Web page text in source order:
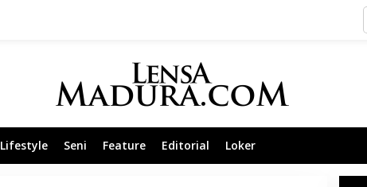
Lifestyle Seni Feature Editorial Loker